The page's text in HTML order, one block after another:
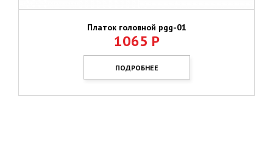
Платок головной pgg-01
1065 Р
ПОДРОБНЕЕ